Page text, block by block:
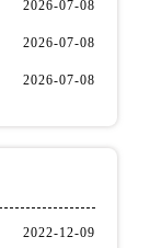
山西省晋中市榆次区顺城街萧邦售后服务中心（需提前预约）
2026-07-08
2026-07-08
2026-07-08
2022-12-09